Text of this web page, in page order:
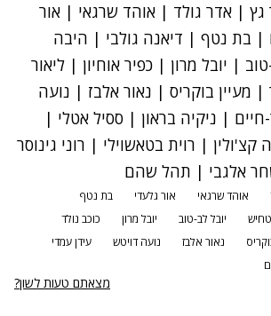
גץ | אדר גולד | אוהד שרגאי | אור
| בת נטף | דיאנה גולבי | היבה
| יובל מרון | כפיר אוחיון | ליאור
| מעיין בוקריס | נאור אלבז | נועה
חיים | ניקיה בראון | ססיל אטלי |
קצ'ולין | רוית בטאשוילי | רוני גינוסר
אלגבי | תהל שהם
אוהד שרגאי אור גלעדי
בת נטף
יובל לב-טוב יובל מרון
כוכב נולד
נאור אלבז נועה דויטש
עידן עמדי
מצאתם טעות לשון?